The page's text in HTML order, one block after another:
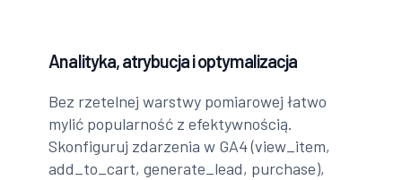
Analityka, atrybucja i optymalizacja
Bez rzetelnej warstwy pomiarowej łatwo
mylić popularność z efektywnością.
Skonfiguruj zdarzenia w GA4 (view_item,
add_to_cart, generate_lead, purchase),